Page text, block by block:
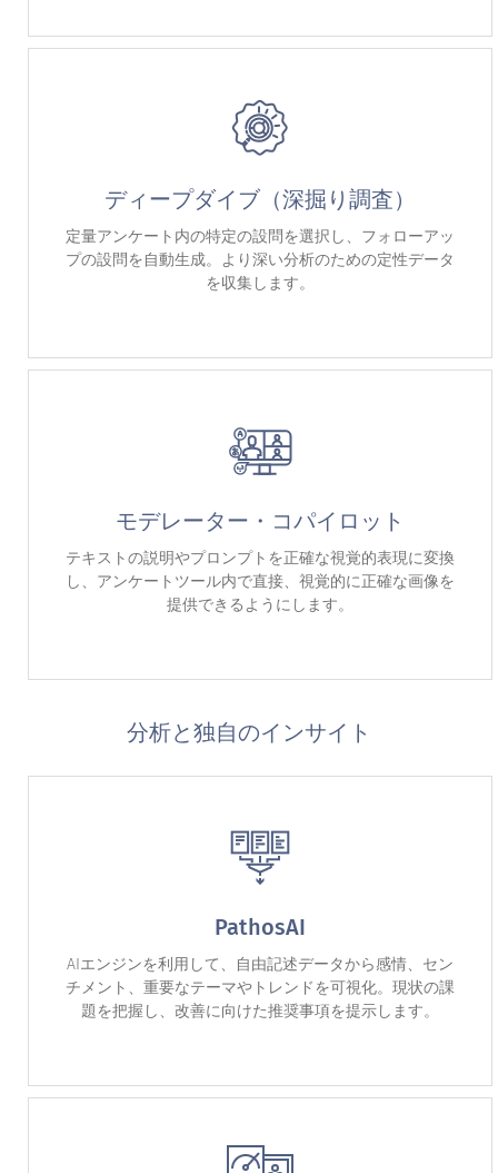
ディープダイブ（深掘り調査）
定量アンケート内の特定の設問を選択し、フォローアッ
プの設問を自動生成。より深い分析のための定性データ
を収集します。
モデレーター・コパイロット
テキストの説明やプロンプトを正確な視覚的表現に変換
し、アンケートツール内で直接、視覚的に正確な画像を
提供できるようにします。
分析と独自のインサイト
PathosAI
AIエンジンを利用して、自由記述データから感情、セン
チメント、重要なテーマやトレンドを可視化。現状の課
題を把握し、改善に向けた推奨事項を提示します。